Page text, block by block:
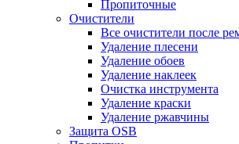
Пропиточные
Очистители
Все очистители после
Удаление плесени
Удаление обоев
Удаление наклеек
Очистка инструмента
Удаление краски
Удаление ржавчины
Защита OSB